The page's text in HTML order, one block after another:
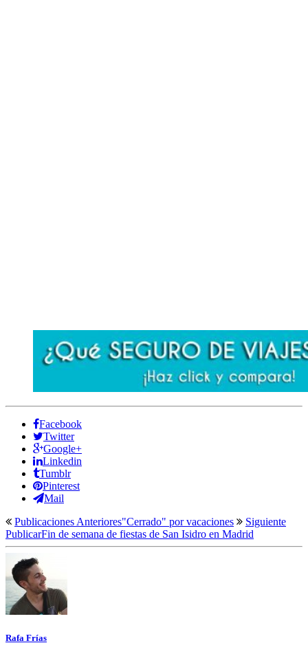
Facebook
Twitter
Google+
Linkedin
Tumblr
Pinterest
Mail
Publicaciones Anteriores"Cerrado" por vacaciones
Siguiente
PublicarFin de semana de fiestas de San Isidro en Madrid
Rafa Frías